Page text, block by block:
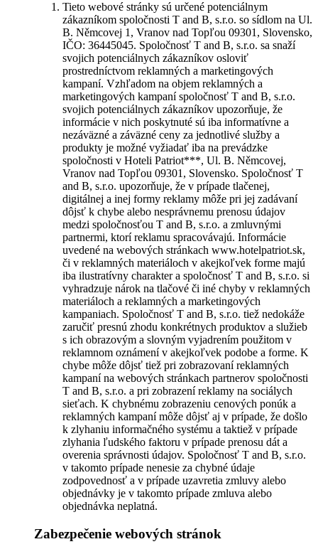
Tieto webové stránky sú určené potenciálnym
zákazníkom spoločnosti T and B, s.r.o. so sídlom na Ul.
B. Němcovej 1, Vranov nad Topľou 09301, Slovensko,
IČO: 36445045. Spoločnosť T and B, s.r.o. sa snaží
svojich potenciálnych zákazníkov osloviť
prostredníctvom reklamných a marketingových
kampaní. Vzhľadom na objem reklamných a
marketingových kampaní spoločnosť T and B, s.r.o.
svojich potenciálnych zákazníkov upozorňuje, že
informácie v nich poskytnuté sú iba informatívne a
nezáväzné a záväzné ceny za jednotlivé služby a
produkty je možné vyžiadať iba na prevádzke
spoločnosti v Hoteli Patriot***, Ul. B. Němcovej,
Vranov nad Topľou 09301, Slovensko. Spoločnosť T
and B, s.r.o. upozorňuje, že v prípade tlačenej,
digitálnej a inej formy reklamy môže pri jej zadávaní
dôjsť k chybe alebo nesprávnemu prenosu údajov
medzi spoločnosťou T and B, s.r.o. a zmluvnými
partnermi, ktorí reklamu spracovávajú. Informácie
uvedené na webových stránkach www.hotelpatriot.sk,
či v reklamných materiáloch v akejkoľvek forme majú
iba ilustratívny charakter a spoločnosť T and B, s.r.o. si
vyhradzuje nárok na tlačové či iné chyby v reklamných
materiáloch a reklamných a marketingových
kampaniach. Spoločnosť T and B, s.r.o. tiež nedokáže
zaručiť presnú zhodu konkrétnych produktov a služieb
s ich obrazovým a slovným vyjadrením použitom v
reklamnom oznámení v akejkoľvek podobe a forme. K
chybe môže dôjsť tiež pri zobrazovaní reklamných
kampaní na webových stránkach partnerov spoločnosti
T and B, s.r.o. a pri zobrazení reklamy na sociálych
sieťach. K chybnému zobrazeniu cenových ponúk a
reklamných kampaní môže dôjsť aj v prípade, že došlo
k zlyhaniu informačného systému a taktiež v prípade
zlyhania ľudského faktoru v prípade prenosu dát a
overenia správnosti údajov. Spoločnosť T and B, s.r.o.
v takomto prípade nenesie za chybné údaje
zodpovednosť a v prípade uzavretia zmluvy alebo
objednávky je v takomto prípade zmluva alebo
objednávka neplatná.
Zabezpečenie webových stránok